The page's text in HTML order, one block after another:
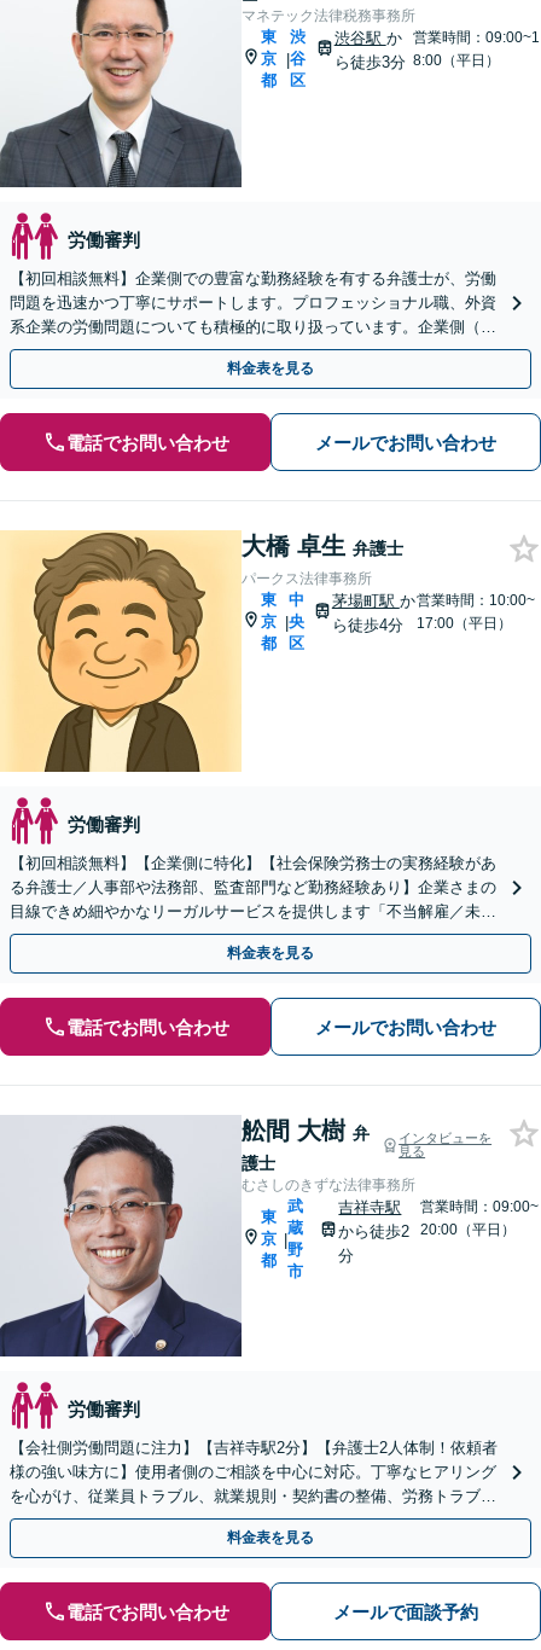
マネテック法律税務事務所
東
京
都
|
渋
谷
区
渋谷駅 か
ら徒歩3分
営業時間：09:00~1
8:00（平日）
労働審判
【初回相談無料】企業側での豊富な勤務経験を有する弁護士が、労働
問題を迅速かつ丁寧にサポートします。プロフェッショナル職、外資
系企業の労働問題についても積極的に取り扱っています。企業側（使
用者側）の相談も対応可能です。【メール・WEB面談可】
料金表を見る
電話でお問い合わせ メールでお問い合わせ
大橋 卓生 弁護士
パークス法律事務所
東
京
都
|
中
央
区
茅場町駅 か
ら徒歩4分
営業時間：10:00~
17:00（平日）
労働審判
【初回相談無料】【企業側に特化】【社会保険労務士の実務経験があ
る弁護士／人事部や法務部、監査部門など勤務経験あり】企業さまの
目線できめ細やかなリーガルサービスを提供します「不当解雇／未払
い残業代／ハラスメント対策ほか」【休日・夜間相談あり】
料金表を見る
電話でお問い合わせ メールでお問い合わせ
舩間 大樹 弁
護士
インタビューを
見る
むさしのきずな法律事務所
東
京
都
|
武
蔵
野
市
吉祥寺駅
から徒歩2
分
営業時間：09:00~
20:00（平日）
労働審判
【会社側労働問題に注力】【吉祥寺駅2分】【弁護士2人体制！依頼者
様の強い味方に】使用者側のご相談を中心に対応。丁寧なヒアリング
を心がけ、従業員トラブル、就業規則・契約書の整備、労務トラブル
の早期解決に努めます。
料金表を見る
電話でお問い合わせ メールで面談予約